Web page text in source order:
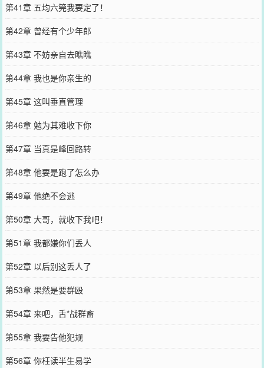
第41章 五均六筦我要定了！
第42章 曾经有个少年郎
第43章 不妨亲自去瞧瞧
第44章 我也是你亲生的
第45章 这叫垂直管理
第46章 勉为其难收下你
第47章 当真是峰回路转
第48章 他要是跑了怎么办
第49章 他绝不会逃
第50章 大哥，就收下我吧！
第51章 我都嫌你们丢人
第52章 以后别这丢人了
第53章 果然是要群殴
第54章 来吧，舌*战群畜
第55章 我要告他犯规
第56章 你枉读半生易学